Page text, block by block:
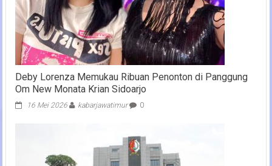
Deby Lorenza Memukau Ribuan Penonton di Panggung
Om New Monata Krian Sidoarjo
16 Mei 2026 kabarjawatimur 0